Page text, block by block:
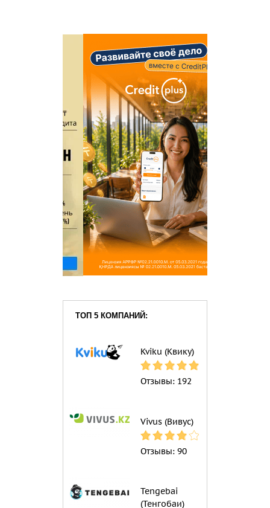
ТОП 5 КОМПАНИЙ:
Kviku (Квику)
Отзывы: 192
Vivus (Вивус)
Отзывы: 90
Tengebai
(Тенгобаи)